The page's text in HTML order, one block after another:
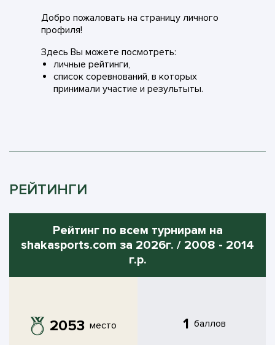
Добро пожаловать на страницу личного
профиля!
Здесь Вы можете посмотреть:
личные рейтинги,
список соревнований, в которых
принимали участие и результыты.
РЕЙТИНГИ
Рейтинг по всем турнирам на
shakasports.com за 2026г. / 2008 - 2014
г.р.
2053 место 1 баллов